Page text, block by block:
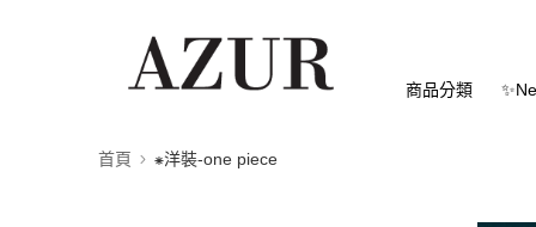
商品分類
首頁 ⁕洋裝-one piece